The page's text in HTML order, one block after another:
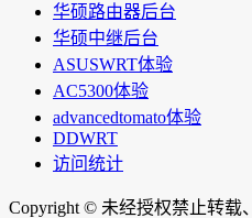
华硕路由器后台
华硕中继后台
ASUSWRT体验
AC5300体验
advancedtomato体验
DDWRT
访问统计
Copyright © 未经授权禁止转载